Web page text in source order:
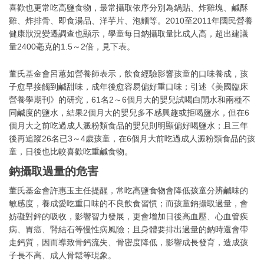
喜歡也更常吃高鹽食物，最常攝取依序分別為鍋貼、炸雞塊、鹹酥
雞、炸排骨、即食湯品、洋芋片、泡麵等。2010至2011年國民營養
健康狀況變遷調查也顯示，學童每日鈉攝取量比成人高，超出建議
量2400毫克的1.5～2倍，見下表。
董氏基金會呂蕙如營養師表示，飲食經驗影響孩童的口味養成，孩
子愈早接觸到鹹甜味，成年後愈容易偏好重口味；引述《美國臨床
營養學期刊》的研究，61名2～6個月大的嬰兒試喝白開水和兩種不
同鹹度的鹽水，結果2個月大的嬰兒多不感興趣或拒喝鹽水，但在6
個月大之前吃過成人澱粉類食品的嬰兒則明顯偏好喝鹽水；且三年
後再追蹤26名已3～4歲孩童，在6個月大前吃過成人澱粉類食品的孩
童，日後也比較喜歡吃重鹹食物。
鈉攝取過量的危害
董氏基金會許惠玉主任提醒，常吃高鹽食物會降低孩童分辨鹹味的
敏感度，養成愛吃重口味的不良飲食習慣；而孩童鈉攝取過量，會
妨礙對鋅的吸收，影響智力發展，更會增加日後高血壓、心血管疾
病、胃癌、腎結石等慢性病風險；且身體要排出過量的鈉時還會帶
走鈣質，因而導致骨鈣流失、骨密度降低，影響成長發育，造成孩
子長不高、成人骨鬆等現象。